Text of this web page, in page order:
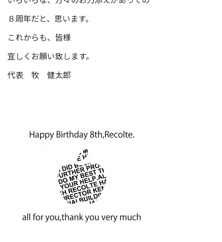
８周年だと、思います。
これからも、皆様
宜しくお願い致します。
代表 牧 健太郎